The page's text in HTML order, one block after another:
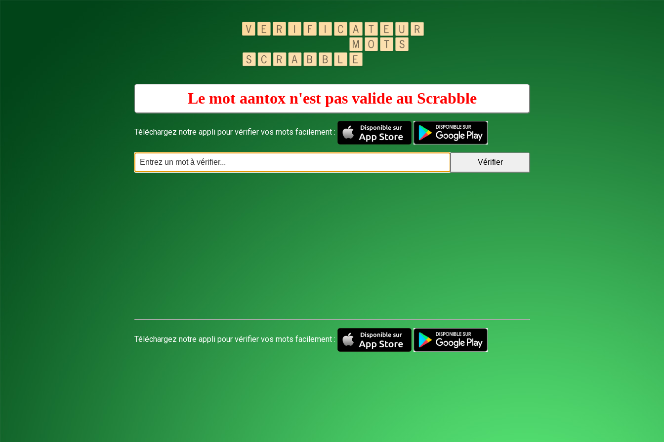
Le mot aantox n'est pas valide au Scrabble
Téléchargez notre appli pour vérifier vos mots facilement :
Téléchargez notre appli pour vérifier vos mots facilement :